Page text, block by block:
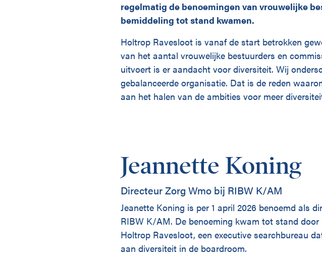
regelmatig de benoemingen van vrouwelijke
bemiddeling tot stand kwamen.
Holtrop Ravesloot is vanaf de start betrokken
van het aantal vrouwelijke bestuurders en
uitvoert is er aandacht voor diversiteit. Wij
gebalanceerde organisatie. Dat is de reden
aan het halen van de ambities voor meer
Jeannette Koning
Directeur Zorg Wmo bij RIBW K/AM
Jeanette Koning is per 1 april 2026 benoemd als
RIBW K/AM. De benoeming kwam tot stand door
Holtrop Ravesloot, een executive searchbureau
aan diversiteit in de boardroom.